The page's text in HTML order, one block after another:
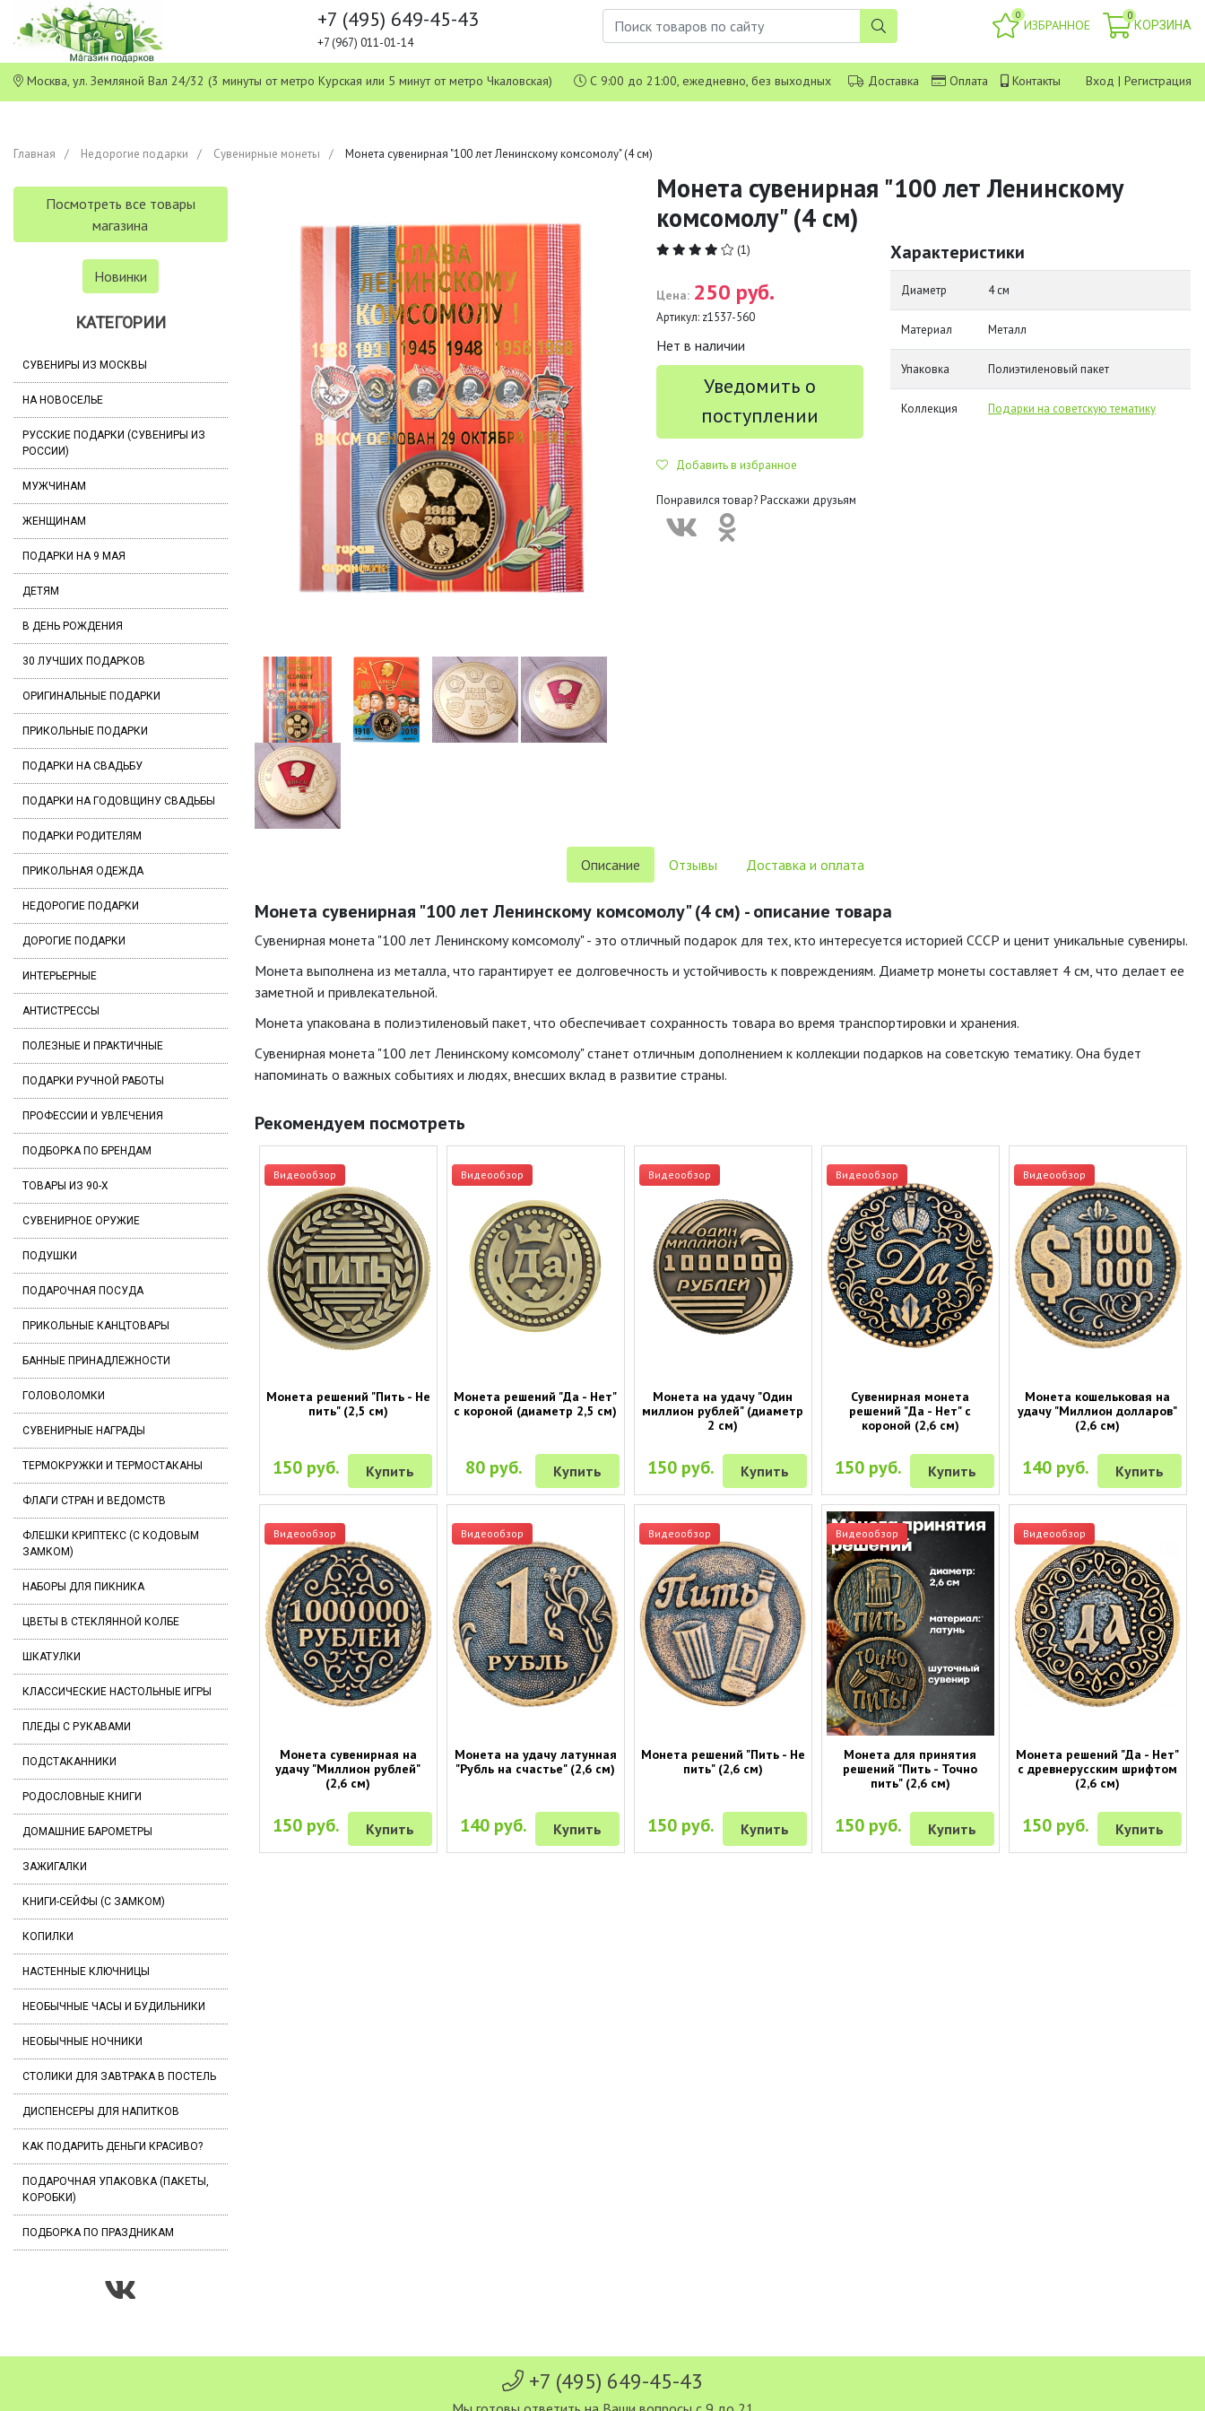
+7 (495) 649-45-43
+7 (967) 011-01-14
0
ИЗБРАННОЕ
0
КОРЗИНА
Москва, ул. Земляной Вал 24/32 (3 минуты от метро Курская или 5 минут от метро Чкаловская) С 9:00 до 21:00, ежедневно, без выходных Доставка Оплата Контакты Вход | Регистрация
Главная Недорогие подарки Сувенирные монеты Монета сувенирная "100 лет Ленинскому комсомолу" (4 см)
Посмотреть все товары
магазина
Новинки
КАТЕГОРИИ
СУВЕНИРЫ ИЗ МОСКВЫ
НА НОВОСЕЛЬЕ
РУССКИЕ ПОДАРКИ (СУВЕНИРЫ ИЗ
РОССИИ)
МУЖЧИНАМ
ЖЕНЩИНАМ
ПОДАРКИ НА 9 МАЯ
ДЕТЯМ
В ДЕНЬ РОЖДЕНИЯ
30 ЛУЧШИХ ПОДАРКОВ
ОРИГИНАЛЬНЫЕ ПОДАРКИ
ПРИКОЛЬНЫЕ ПОДАРКИ
ПОДАРКИ НА СВАДЬБУ
ПОДАРКИ НА ГОДОВЩИНУ СВАДЬБЫ
ПОДАРКИ РОДИТЕЛЯМ
ПРИКОЛЬНАЯ ОДЕЖДА
НЕДОРОГИЕ ПОДАРКИ
ДОРОГИЕ ПОДАРКИ
ИНТЕРЬЕРНЫЕ
АНТИСТРЕССЫ
ПОЛЕЗНЫЕ И ПРАКТИЧНЫЕ
ПОДАРКИ РУЧНОЙ РАБОТЫ
ПРОФЕССИИ И УВЛЕЧЕНИЯ
ПОДБОРКА ПО БРЕНДАМ
ТОВАРЫ ИЗ 90-Х
СУВЕНИРНОЕ ОРУЖИЕ
ПОДУШКИ
ПОДАРОЧНАЯ ПОСУДА
ПРИКОЛЬНЫЕ КАНЦТОВАРЫ
БАННЫЕ ПРИНАДЛЕЖНОСТИ
ГОЛОВОЛОМКИ
СУВЕНИРНЫЕ НАГРАДЫ
ТЕРМОКРУЖКИ И ТЕРМОСТАКАНЫ
ФЛАГИ СТРАН И ВЕДОМСТВ
ФЛЕШКИ КРИПТЕКС (С КОДОВЫМ
ЗАМКОМ)
НАБОРЫ ДЛЯ ПИКНИКА
ЦВЕТЫ В СТЕКЛЯННОЙ КОЛБЕ
ШКАТУЛКИ
КЛАССИЧЕСКИЕ НАСТОЛЬНЫЕ ИГРЫ
ПЛЕДЫ С РУКАВАМИ
ПОДСТАКАННИКИ
РОДОСЛОВНЫЕ КНИГИ
ДОМАШНИЕ БАРОМЕТРЫ
ЗАЖИГАЛКИ
КНИГИ-СЕЙФЫ (С ЗАМКОМ)
КОПИЛКИ
НАСТЕННЫЕ КЛЮЧНИЦЫ
НЕОБЫЧНЫЕ ЧАСЫ И БУДИЛЬНИКИ
НЕОБЫЧНЫЕ НОЧНИКИ
СТОЛИКИ ДЛЯ ЗАВТРАКА В ПОСТЕЛЬ
ДИСПЕНСЕРЫ ДЛЯ НАПИТКОВ
КАК ПОДАРИТЬ ДЕНЬГИ КРАСИВО?
ПОДАРОЧНАЯ УПАКОВКА (ПАКЕТЫ,
КОРОБКИ)
ПОДБОРКА ПО ПРАЗДНИКАМ
Монета сувенирная "100 лет Ленинскому
комсомолу" (4 см)
(1)
Цена: 250 руб.
Артикул: z1537-560
Нет в наличии
Уведомить о
поступлении
Добавить в избранное
Понравился товар? Расскажи друзьям
Характеристики
Диаметр 4 см
Материал Металл
Упаковка Полиэтиленовый пакет
Коллекция Подарки на советскую тематику
Описание Отзывы Доставка и оплата
Монета сувенирная "100 лет Ленинскому комсомолу" (4 см) - описание товара
Сувенирная монета "100 лет Ленинскому комсомолу" - это отличный подарок для тех, кто интересуется историей СССР и ценит уникальные сувениры.
Монета выполнена из металла, что гарантирует ее долговечность и устойчивость к повреждениям. Диаметр монеты составляет 4 см, что делает ее
заметной и привлекательной.
Монета упакована в полиэтиленовый пакет, что обеспечивает сохранность товара во время транспортировки и хранения.
Сувенирная монета "100 лет Ленинскому комсомолу" станет отличным дополнением к коллекции подарков на советскую тематику. Она будет
напоминать о важных событиях и людях, внесших вклад в развитие страны.
Рекомендуем посмотреть
Видеообзор
Монета решений "Пить - Не
пить" (2,5 см)
150 руб. Купить
Видеообзор
Монета решений "Да - Нет"
с короной (диаметр 2,5 см)
80 руб. Купить
Видеообзор
Монета на удачу "Один
миллион рублей" (диаметр
2 см)
150 руб. Купить
Видеообзор
Сувенирная монета
решений "Да - Нет" с
короной (2,6 см)
150 руб. Купить
Видеообзор
Монета кошельковая на
удачу "Миллион долларов"
(2,6 см)
140 руб. Купить
Видеообзор
Монета сувенирная на
удачу "Миллион рублей"
(2,6 см)
150 руб. Купить
Видеообзор
Монета на удачу латунная
"Рубль на счастье" (2,6 см)
140 руб. Купить
Видеообзор
Монета решений "Пить - Не
пить" (2,6 см)
150 руб. Купить
Видеообзор
Монета для принятия
решений "Пить - Точно
пить" (2,6 см)
150 руб. Купить
Видеообзор
Монета решений "Да - Нет"
с древнерусским шрифтом
(2,6 см)
150 руб. Купить
+7 (495) 649-45-43